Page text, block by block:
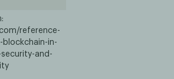
reference-
in-
and-